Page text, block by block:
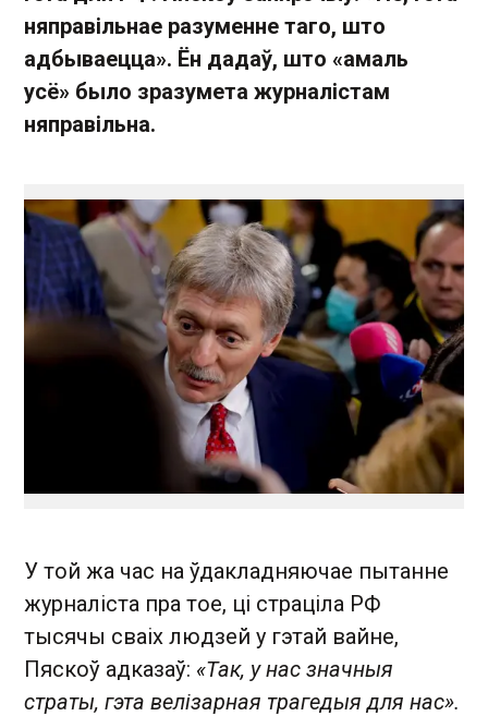
няправільнае разуменне таго, што
адбываецца». Ён дадаў, што «амаль
усё» было зразумета журналістам
няправільна.
У той жа час на ўдакладняючае пытанне
журналіста пра тое, ці страціла РФ
тысячы сваіх людзей у гэтай вайне,
Пяскоў адказаў: «Так, у нас значныя
страты, гэта велізарная трагедыя для нас».